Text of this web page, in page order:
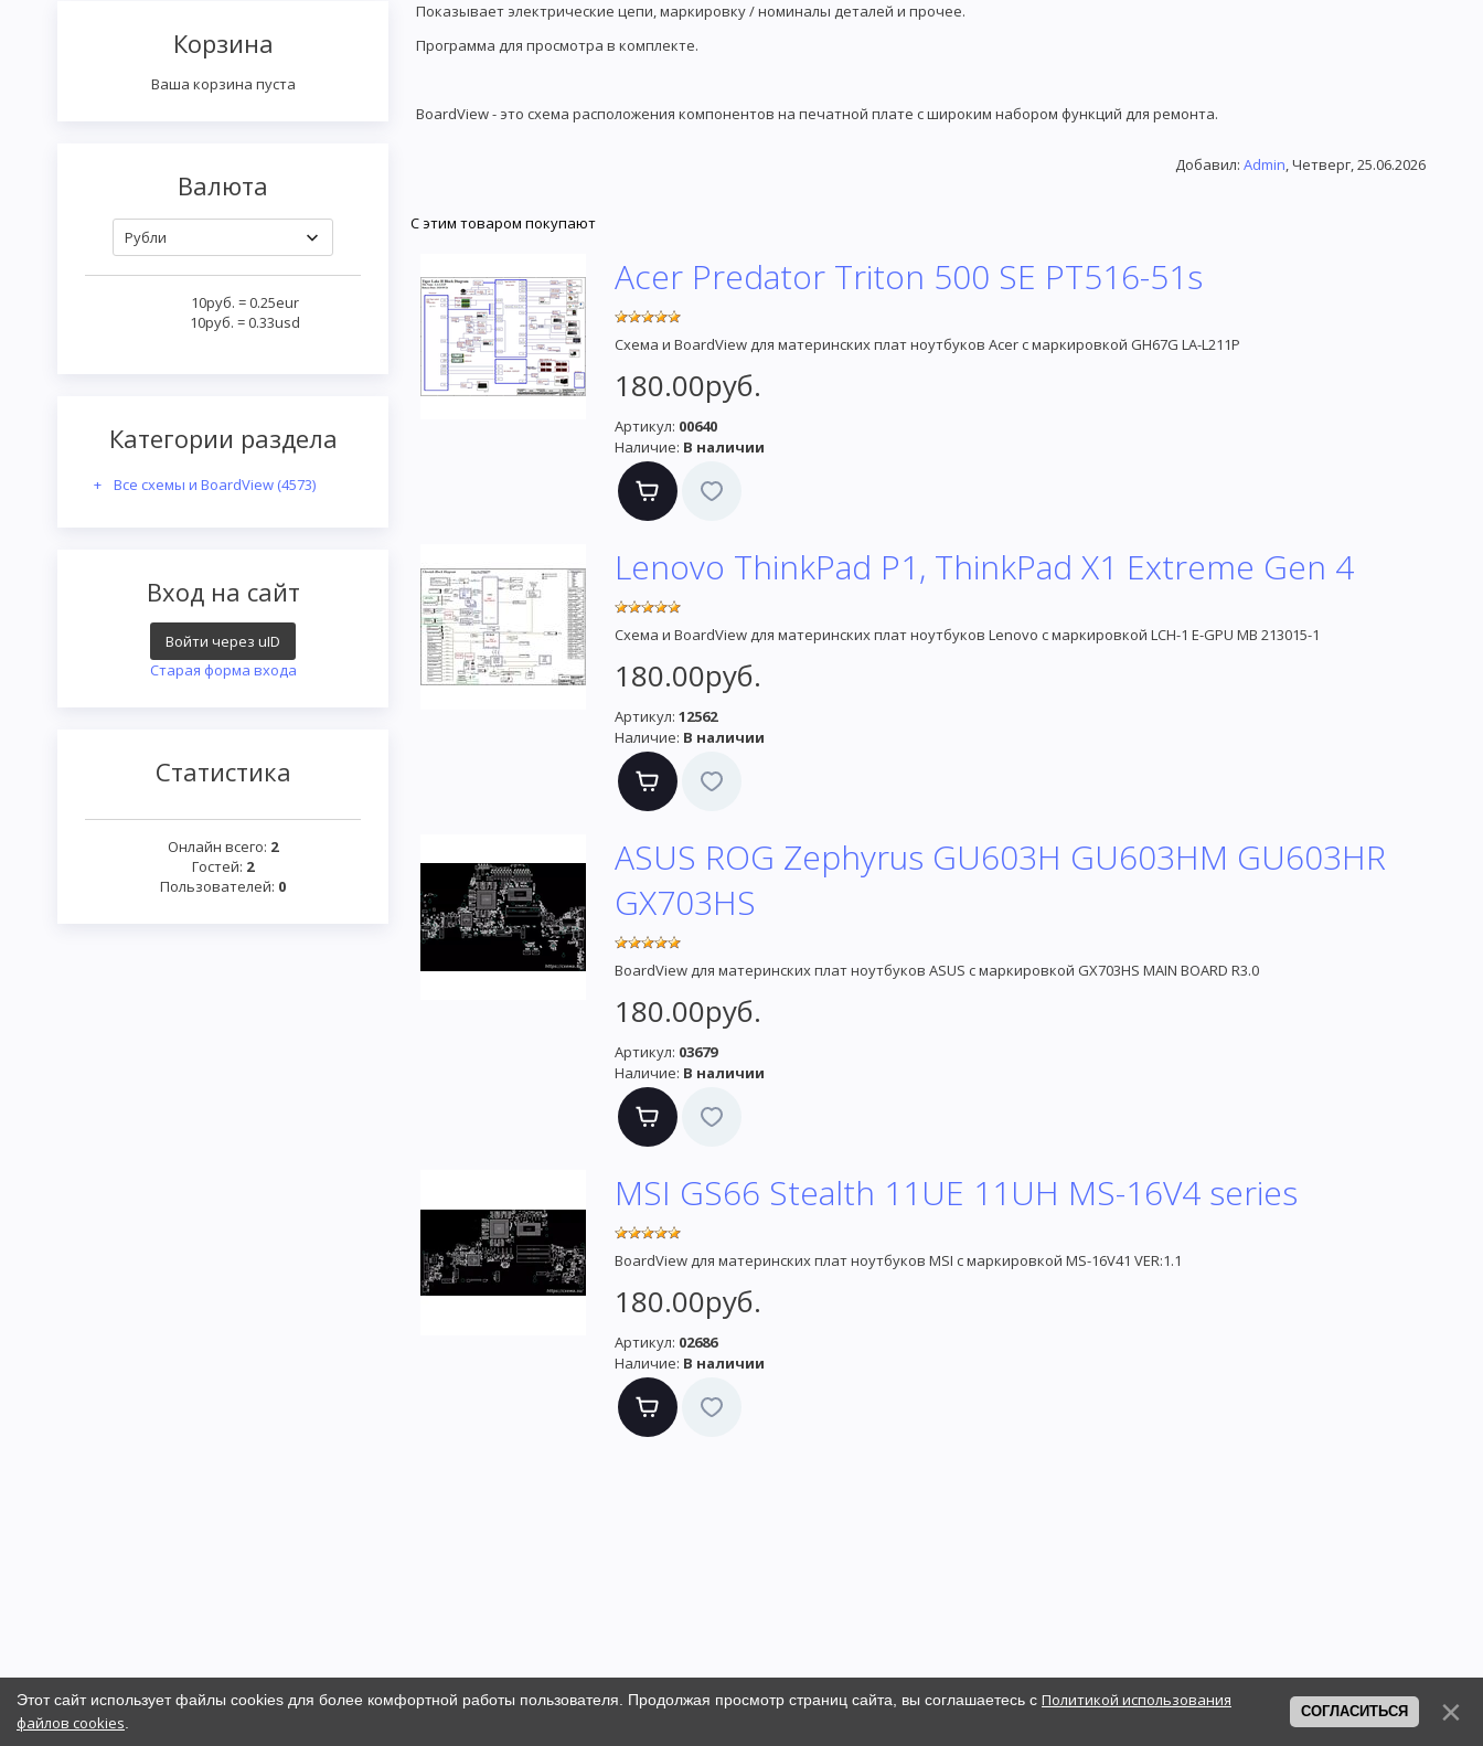
Корзина
Ваша корзина пуста
Валюта
10руб. =0.25eur
10руб. =0.33usd
Категории раздела
Все схемы и BoardView (4573)
Вход на сайт
Войти через uID
Старая форма входа
Статистика
Онлайн всего: 2
Гостей: 2
Пользователей: 0
Показывает электрические цепи, маркировку / номиналы деталей и прочее.
Программа для просмотра в комплекте.
BoardView - это схема расположения компонентов на печатной плате с широким набором функций для ремонта.
Добавил: Admin, Четверг, 25.06.2026
С этим товаром покупают
Acer Predator Triton 500 SE PT516-51s
Схема и BoardView для материнских плат ноутбуков Acer с маркировкой GH67G LA-L211P
180.00руб.
Артикул: 00640
Наличие: В наличии
Lenovo ThinkPad P1, ThinkPad X1 Extreme Gen 4
Схема и BoardView для материнских плат ноутбуков Lenovo с маркировкой LCH-1 E-GPU MB 213015-1
180.00руб.
Артикул: 12562
Наличие: В наличии
ASUS ROG Zephyrus GU603H GU603HM GU603HR
GX703HS
BoardView для материнских плат ноутбуков ASUS с маркировкой GX703HS MAIN BOARD R3.0
180.00руб.
Артикул: 03679
Наличие: В наличии
MSI GS66 Stealth 11UE 11UH MS-16V4 series
BoardView для материнских плат ноутбуков MSI с маркировкой MS-16V41 VER:1.1
180.00руб.
Артикул: 02686
Наличие: В наличии
Этот сайт использует файлы cookies для более комфортной работы пользователя. Продолжая просмотр страниц сайта, вы соглашаетесь с Политикой использования
файлов cookies
СОГЛАСИТЬСЯ